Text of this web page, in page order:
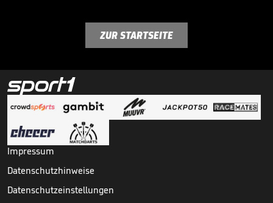
ZUR STARTSEITE
Impressum
Datenschutzhinweise
Datenschutzeinstellungen